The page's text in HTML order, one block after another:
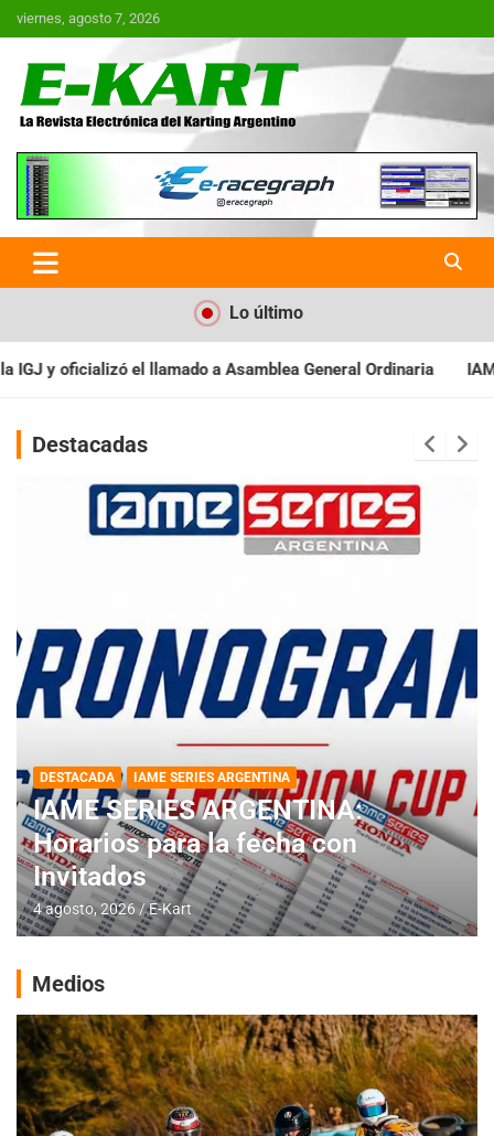
Saltar
al
viernes, agosto 7, 2026
E-Kart.com.ar | La Revista
Electrónica del Karting en
Argentina
Lo último
General Ordinaria IAME SERIES ARGENTINA:
Destacadas
DESTACADA IAME SERIES ARGENTINA
IAME SERIES ARGENTINA:
Horarios para la fecha con
Invitados
4 agosto, 2026 E-Kart
Medios